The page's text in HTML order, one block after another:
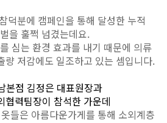
덕분에 캠페인을 통해 달성한 누적
을 훌쩍 넘겼는데요.
심는 환경 효과를 내기 때문에 의류
량 저감에도 일조하고 있는 셈입니다.
본점 김정은 대표원장과
협력팀장이 참석한 가운데
들은 아름다운가게를 통해 소외계층